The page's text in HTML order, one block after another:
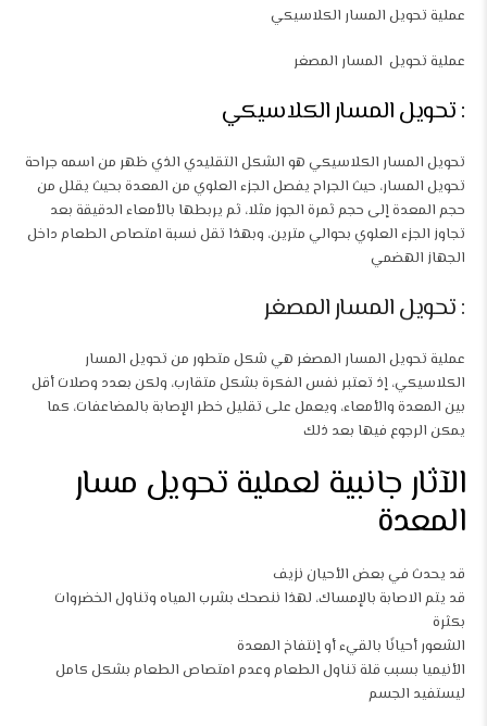
عملية تحويل المسار الكلاسيكي
عملية تحويل المسار المصغر
: تحويل المسار الكلاسيكي
تحويل المسار الكلاسيكي هو الشكل التقليدي الذي ظهر من اسمه جراحة
تحويل المسار، حيث الجراح يفصل الجزء العلوي من المعدة بحيث يقلل من
حجم المعدة إلى حجم ثمرة الجوز مثلا، ثم يربطها بالأمعاء الدقيقة بعد
تجاوز الجزء العلوي بحوالي مترين، وبهذا تقل نسبة امتصاص الطعام داخل
الجهاز الهضمي
: تحويل المسار المصغر
عملية تحويل المسار المصغر هي شكل متطور من تحويل المسار
الكلاسيكي، إذ تعتبر نفس الفكرة بشكل متقارب، ولكن بعدد وصلات أقل
بين المعدة والأمعاء، ويعمل على تقليل خطر الإصابة بالمضاعفات، كما
يمكن الرجوع فيها بعد ذلك
الآثار جانبية لعملية تحويل مسار
المعدة
قد يحدث في بعض الأحيان نزيف
قد يتم الاصابة بالإمساك، لهذا ننصحك بشرب المياه وتناول الخضروات
بكثرة
الشعور أحيانًا بالقيء أو إنتفاخ المعدة
الأنيميا بسبب قلة تناول الطعام وعدم امتصاص الطعام بشكل كامل
ليستفيد الجسم